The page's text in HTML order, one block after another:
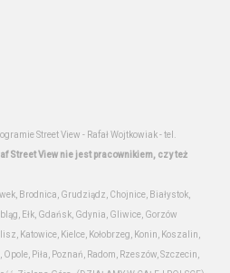
Street View - Rafał Wojtkowiak - tel.
Street View nie jest pracownikiem, czy też
Brodnica, Grudziądz, Chojnice, Białystok,
Ełk, Gdańsk, Gdynia, Gliwice, Gorzów
Katowice, Kielce, Kołobrzeg, Konin, Koszalin,
Piła, Poznań, Radom, Rzeszów, Szczecin,